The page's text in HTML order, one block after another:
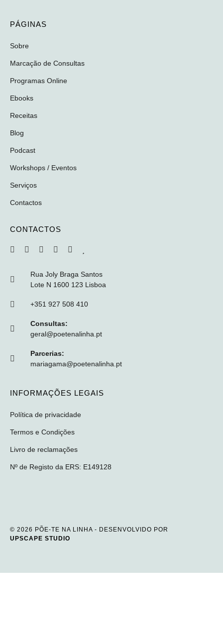
PÁGINAS
Sobre
Marcação de Consultas
Programas Online
Ebooks
Receitas
Blog
Podcast
Workshops / Eventos
Serviços
Contactos
CONTACTOS
Rua Joly Braga Santos
Lote N 1600 123 Lisboa
+351 927 508 410
Consultas:
geral@poetenalinha.pt
Parcerias:
mariagama@poetenalinha.pt
INFORMAÇÕES LEGAIS
Política de privacidade
Termos e Condições
Livro de reclamações
Nº de Registo da ERS: E149128
© 2026 PÕE-TE NA LINHA - DESENVOLVIDO POR
UPSCAPE STUDIO